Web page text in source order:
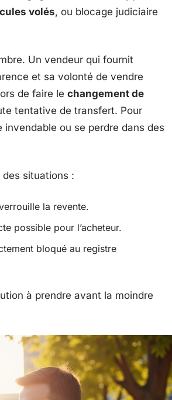
volés, ou blocage judiciaire
Un vendeur qui fournit
et sa volonté de vendre
de faire le changement de
tentative de transfert. Pour
invendable ou se perdre dans des
des situations :
la revente.
possible pour l’acheteur.
bloqué au registre
à prendre avant la moindre